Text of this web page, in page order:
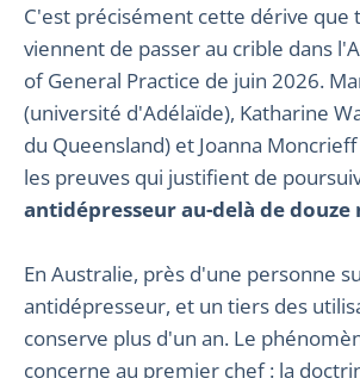
C'est précisément cette dérive que
viennent de passer au crible dans
of General Practice de juin 2026.
(université d'Adélaïde), Katharine
du Queensland) et Joanna
les preuves qui justifient de
antidépresseur au-delà de douze
En Australie, près d'une personne
antidépresseur, et un tiers des
conserve plus d'un an. Le
concerne au premier chef : la